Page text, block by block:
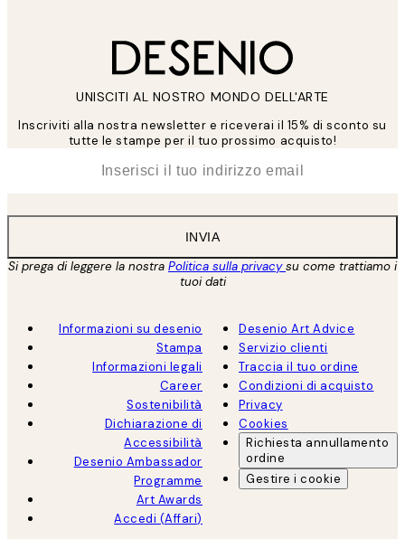
UNISCITI AL NOSTRO MONDO DELL'ARTE
Inscriviti alla nostra newsletter e riceverai il 15% di sconto su
tutte le stampe per il tuo prossimo acquisto!
INVIA
Si prega di leggere la nostra Politica sulla privacysu come trattiamo i
tuoi dati
Informazioni su desenio
Stampa
Informazioni legali
Career
Sostenibilità
Dichiarazione di
Accessibilità
Desenio Ambassador
Programme
Art Awards
Accedi (Affari)
Desenio Art Advice
Servizio clienti
Traccia il tuo ordine
Condizioni di acquisto
Privacy
Cookies
Richiesta annullamento
ordine
Gestire i cookie